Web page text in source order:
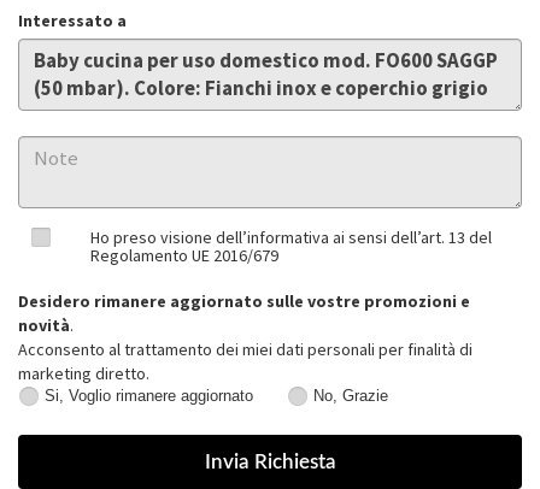
Interessato a
Ho preso visione dell’informativa ai sensi dell’art. 13 del
Regolamento UE 2016/679
Desidero rimanere aggiornato sulle vostre promozioni e
novità.
Acconsento al trattamento dei miei dati personali per finalità di
marketing diretto.
Voglio
Si, Voglio rimanere aggiornato
Grazie
No, Grazie